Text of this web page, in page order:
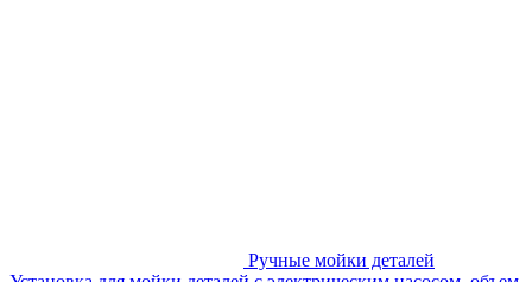
Ручные мойки деталей